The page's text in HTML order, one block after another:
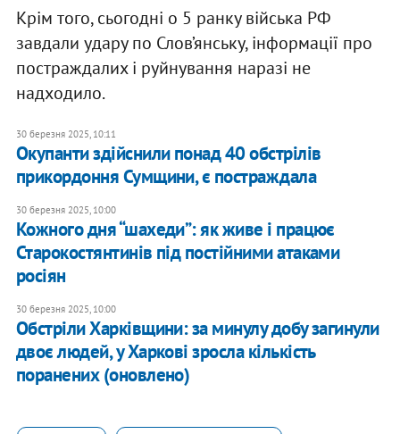
Крім того, сьогодні о 5 ранку війська РФ
завдали удару по Слов’янську, інформації про
постраждалих і руйнування наразі не
надходило.
30 березня 2025, 10:11
Окупанти здійснили понад 40 обстрілів
прикордоння Сумщини, є постраждала
30 березня 2025, 10:00
Кожного дня “шахеди”: як живе і працює
Старокостянтинів під постійними атаками
росіян
30 березня 2025, 10:00
Обстріли Харківщини: за минулу добу загинули
двоє людей, у Харкові зросла кількість
поранених (оновлено)